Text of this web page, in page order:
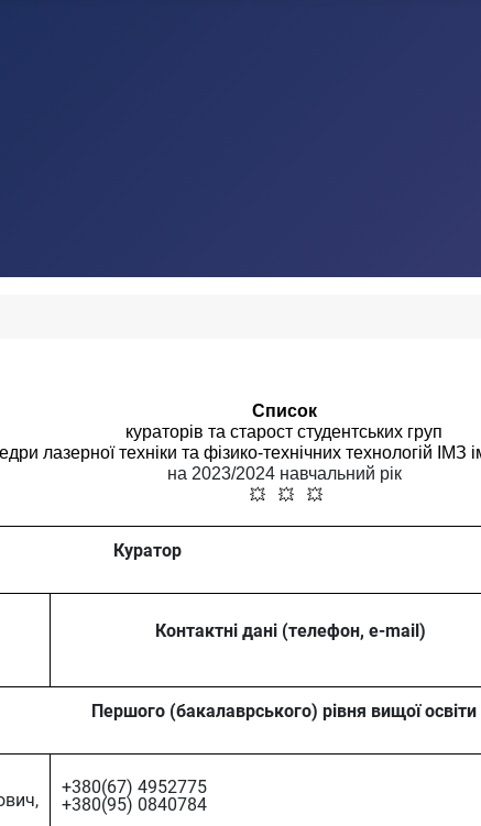
Список
кураторів та старост студентських груп
лазерної техніки та фізико-технічних технологій
на 2023/2024 навчальний рік
💥 💥 💥
Куратор
Контактні дані (телефон, e-mail)
Першого (бакалаврського) рівня вищої освіти
+380(67) 4952775
+380(95) 0840784